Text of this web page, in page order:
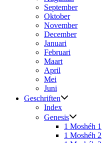
September
Oktober
November
December
Januari
Februari
Maart
April
Mei
Juni
Geschriften
Index
Genesis
1 Moshéh 1
1 Moshéh 2